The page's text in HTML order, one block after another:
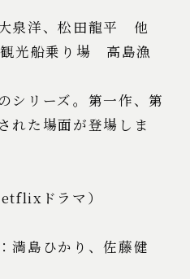
泉洋、松田龍平 他
光船乗り場 高島漁
シリーズ。第一作、第
れた場面が登場しま
ドラマ）
満島ひかり、佐藤健